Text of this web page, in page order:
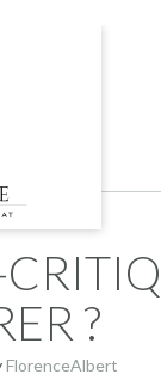
?
FlorenceAlbert